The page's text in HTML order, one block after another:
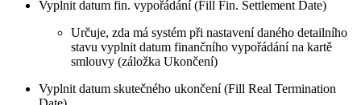
Vyplnit datum fin. vypořádání (Fill Fin. Settlement Date)
Určuje, zda má systém při nastavení daného detailního
stavu vyplnit datum finančního vypořádání na kartě
smlouvy (záložka Ukončení)
Vyplnit datum skutečného ukončení (Fill Real Termination